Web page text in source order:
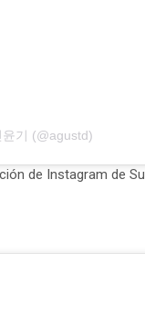
기 (@agustd)
de Instagram de